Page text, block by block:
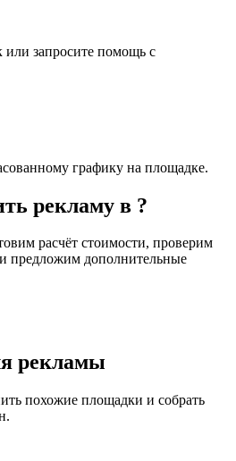
или запросите помощь с
графику на площадке.
рекламу в ?
расчёт стоимости, проверим
предложим дополнительные
рекламы
похожие площадки и собрать